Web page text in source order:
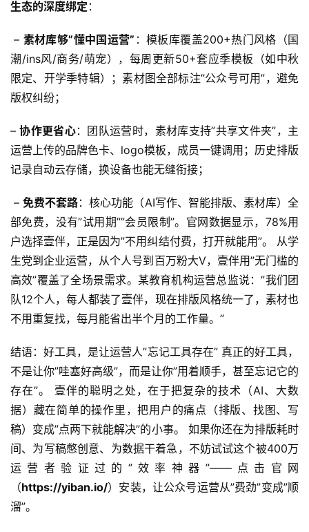
生态的深度绑定 ：
– 素材库够”懂中国运营” ：模板库覆盖200+热门风格（国
潮/ins风/商务/萌宠），每周更新50+套应季模板（如中秋
限定、开学季特辑）；素材图全部标注”公众号可用”，避免
版权纠纷；
– 协作更省心：团队运营时，素材库支持”共享文件夹”，主
运营上传的品牌色卡、logo模板，成员一键调用；历史排版
记录自动云存储，换设备也能无缝衔接；
– 免费不套路：核心功能（AI写作、智能排版、素材库）全
部免费，没有”试用期””会员限制”。官网数据显示，78%用
户选择壹伴，正是因为”不用纠结付费，打开就能用”。 从学
生党到企业运营，从个人号到百万粉大V，壹伴用”无门槛的
高效”覆盖了全场景需求。某教育机构运营总监说：”我们团
队12个人，每人都装了壹伴，现在排版风格统一了，素材也
不用重复找，每月能省出半个月的工作量。”
结语：好工具，是让运营人”忘记工具存在” 真正的好工具，
不是让你”哇塞好高级”，而是让你”用着顺手，甚至忘记它的
存在”。 壹伴的聪明之处，在于把复杂的技术（AI、大数
据）藏在简单的操作里，把用户的痛点（排版、找图、写
稿）变成”点两下就能解决”的小事。 如果你还在为排版耗时
间、为写稿憋创意、为数据干着急，不妨试试这个被400万
运营者验证过的”效率神器”——点击官网
（https://yiban.io/）安装，让公众号运营从”费劲”变成”顺
溜”。